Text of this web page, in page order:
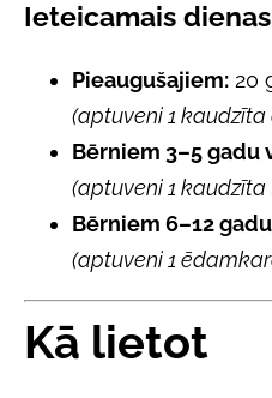
Ieteicamais
Pieaugušajiem: 20
(aptuveni 1
Bērniem 3–5 gadu
(aptuveni 1
Bērniem 6–12
(aptuveni 1
Kā lietot